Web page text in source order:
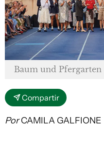
Baum und Pfergarten
Compartir
PorCAMILA GALFIONE